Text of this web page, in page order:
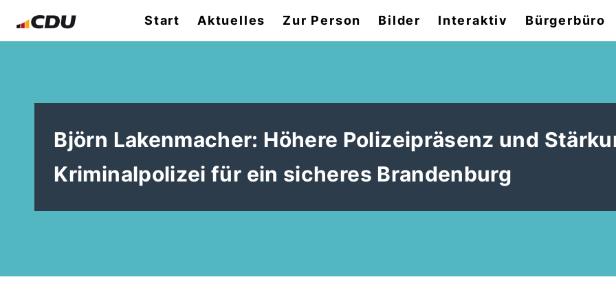
Start Aktuelles Zur Person Bilder Interaktiv Bürgerbüro
Björn Lakenmacher: Höhere Polizeipräsenz und
Kriminalpolizei für ein sicheres Brandenburg